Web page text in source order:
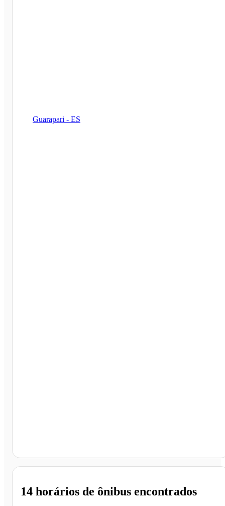
Guarapari - ES
14 horários de ônibus encontrados